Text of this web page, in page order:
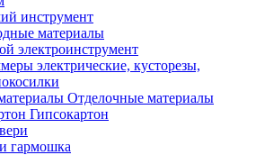
инструмент
материалы
электроинструмент
электрические, кусторезы,
Отделочные материалы
Гипсокартон
гармошка